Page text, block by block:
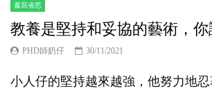
書寫省思
教養是堅持和妥協的藝術，你
PHD師奶仔 30/11/2021
小人仔的堅持越來越強，他努力地